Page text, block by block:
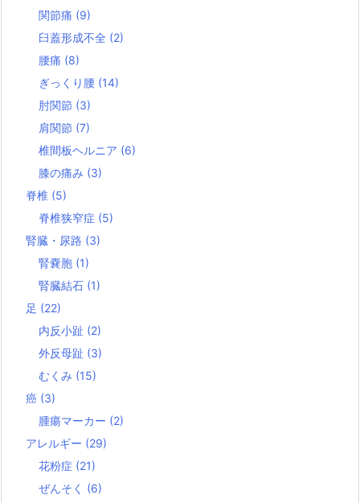
関節痛 (9)
臼蓋形成不全 (2)
腰痛 (8)
ぎっくり腰 (14)
肘関節 (3)
肩関節 (7)
椎間板ヘルニア (6)
膝の痛み (3)
脊椎 (5)
脊椎狭窄症 (5)
腎臓・尿路 (3)
腎嚢胞 (1)
腎臓結石 (1)
足 (22)
内反小趾 (2)
外反母趾 (3)
むくみ (15)
癌 (3)
腫瘍マーカー (2)
アレルギー (29)
花粉症 (21)
ぜんそく (6)